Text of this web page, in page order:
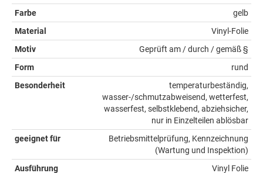
Farbe
gelb
Material
Vinyl-Folie
Motiv
Geprüft am / durch / gemäß §
Form
rund
Besonderheit
temperaturbeständig,
wasser-/schmutzabweisend, wetterfest,
wasserfest, selbstklebend, abziehsicher,
nur in Einzelteilen ablösbar
geeignet für
Betriebsmittelprüfung, Kennzeichnung
(Wartung und Inspektion)
Ausführung
Vinyl Folie